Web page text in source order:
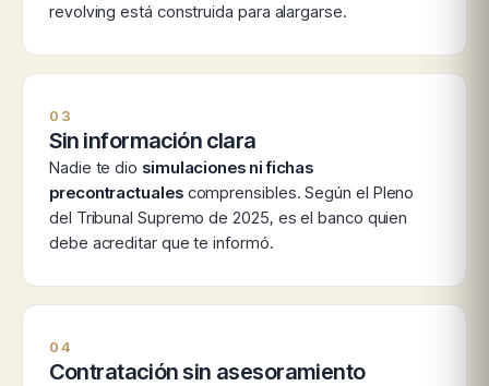
revolving está construida para alargarse.
03
Sin información clara
Nadie te dio simulaciones ni fichas
precontractualescomprensibles. Según el Pleno
del Tribunal Supremo de 2025, es el banco quien
debe acreditar que te informó.
04
Contratación sin asesoramiento